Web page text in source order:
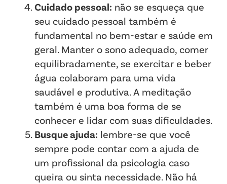
Cuidado pessoal: não se esqueça que
seu cuidado pessoal também é
fundamental no bem-estar e saúde em
geral. Manter o sono adequado, comer
equilibradamente, se exercitar e beber
água colaboram para uma vida
saudável e produtiva. A meditação
também é uma boa forma de se
conhecer e lidar com suas dificuldades.‍
Busque ajuda: lembre-se que você
sempre pode contar com a ajuda de
um profissional da psicologia caso
queira ou sinta necessidade. Não há